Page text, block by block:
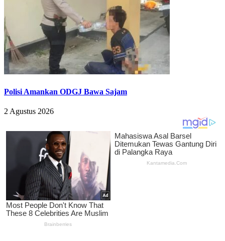
Polisi Amankan ODGJ Bawa Sajam
2 Agustus 2026